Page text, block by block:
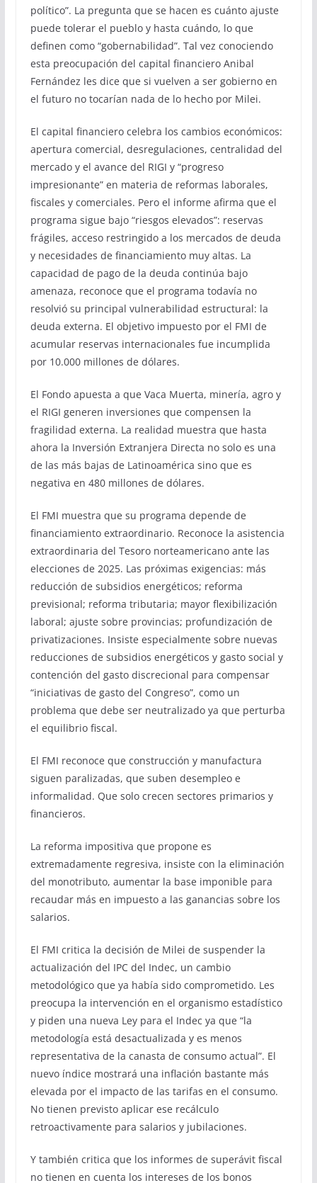
político”. La pregunta que se hacen es cuánto ajuste
puede tolerar el pueblo y hasta cuándo, lo que
definen como “gobernabilidad”. Tal vez conociendo
esta preocupación del capital financiero Anibal
Fernández les dice que si vuelven a ser gobierno en
el futuro no tocarían nada de lo hecho por Milei.
El capital financiero celebra los cambios económicos:
apertura comercial, desregulaciones, centralidad del
mercado y el avance del RIGI y “progreso
impresionante” en materia de reformas laborales,
fiscales y comerciales. Pero el informe afirma que el
programa sigue bajo “riesgos elevados”: reservas
frágiles, acceso restringido a los mercados de deuda
y necesidades de financiamiento muy altas. La
capacidad de pago de la deuda continúa bajo
amenaza, reconoce que el programa todavía no
resolvió su principal vulnerabilidad estructural: la
deuda externa. El objetivo impuesto por el FMI de
acumular reservas internacionales fue incumplida
por 10.000 millones de dólares.
El Fondo apuesta a que Vaca Muerta, minería, agro y
el RIGI generen inversiones que compensen la
fragilidad externa. La realidad muestra que hasta
ahora la Inversión Extranjera Directa no solo es una
de las más bajas de Latinoamérica sino que es
negativa en 480 millones de dólares.
El FMI muestra que su programa depende de
financiamiento extraordinario. Reconoce la asistencia
extraordinaria del Tesoro norteamericano ante las
elecciones de 2025. Las próximas exigencias: más
reducción de subsidios energéticos; reforma
previsional; reforma tributaria; mayor flexibilización
laboral; ajuste sobre provincias; profundización de
privatizaciones. Insiste especialmente sobre nuevas
reducciones de subsidios energéticos y gasto social y
contención del gasto discrecional para compensar
“iniciativas de gasto del Congreso”, como un
problema que debe ser neutralizado ya que perturba
el equilibrio fiscal.
El FMI reconoce que construcción y manufactura
siguen paralizadas, que suben desempleo e
informalidad. Que solo crecen sectores primarios y
financieros.
La reforma impositiva que propone es
extremadamente regresiva, insiste con la eliminación
del monotributo, aumentar la base imponible para
recaudar más en impuesto a las ganancias sobre los
salarios.
El FMI critica la decisión de Milei de suspender la
actualización del IPC del Indec, un cambio
metodológico que ya había sido comprometido. Les
preocupa la intervención en el organismo estadístico
y piden una nueva Ley para el Indec ya que “la
metodología está desactualizada y es menos
representativa de la canasta de consumo actual”. El
nuevo índice mostrará una inflación bastante más
elevada por el impacto de las tarifas en el consumo.
No tienen previsto aplicar ese recálculo
retroactivamente para salarios y jubilaciones.
Y también critica que los informes de superávit fiscal
no tienen en cuenta los intereses de los bonos